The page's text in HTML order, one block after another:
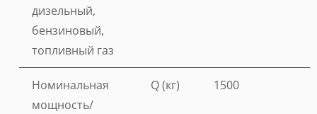
дизельный,
бензиновый,
топливный газ
Номинальная
мощность/
Q (кг) 1500